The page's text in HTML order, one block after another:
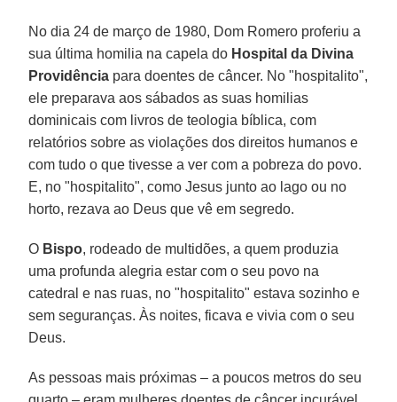
No dia 24 de março de 1980, Dom Romero proferiu a
sua última homilia na capela do Hospital da Divina
Providência para doentes de câncer. No "hospitalito",
ele preparava aos sábados as suas homilias
dominicais com livros de teologia bíblica, com
relatórios sobre as violações dos direitos humanos e
com tudo o que tivesse a ver com a pobreza do povo.
E, no "hospitalito", como Jesus junto ao lago ou no
horto, rezava ao Deus que vê em segredo.
O Bispo, rodeado de multidões, a quem produzia
uma profunda alegria estar com o seu povo na
catedral e nas ruas, no "hospitalito" estava sozinho e
sem seguranças. Às noites, ficava e vivia com o seu
Deus.
As pessoas mais próximas – a poucos metros do seu